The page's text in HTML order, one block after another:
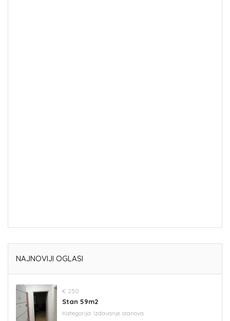
NAJNOVIJI OGLASI
€ 250
Stan 59m2
Kategorija: Izdavanje stanova